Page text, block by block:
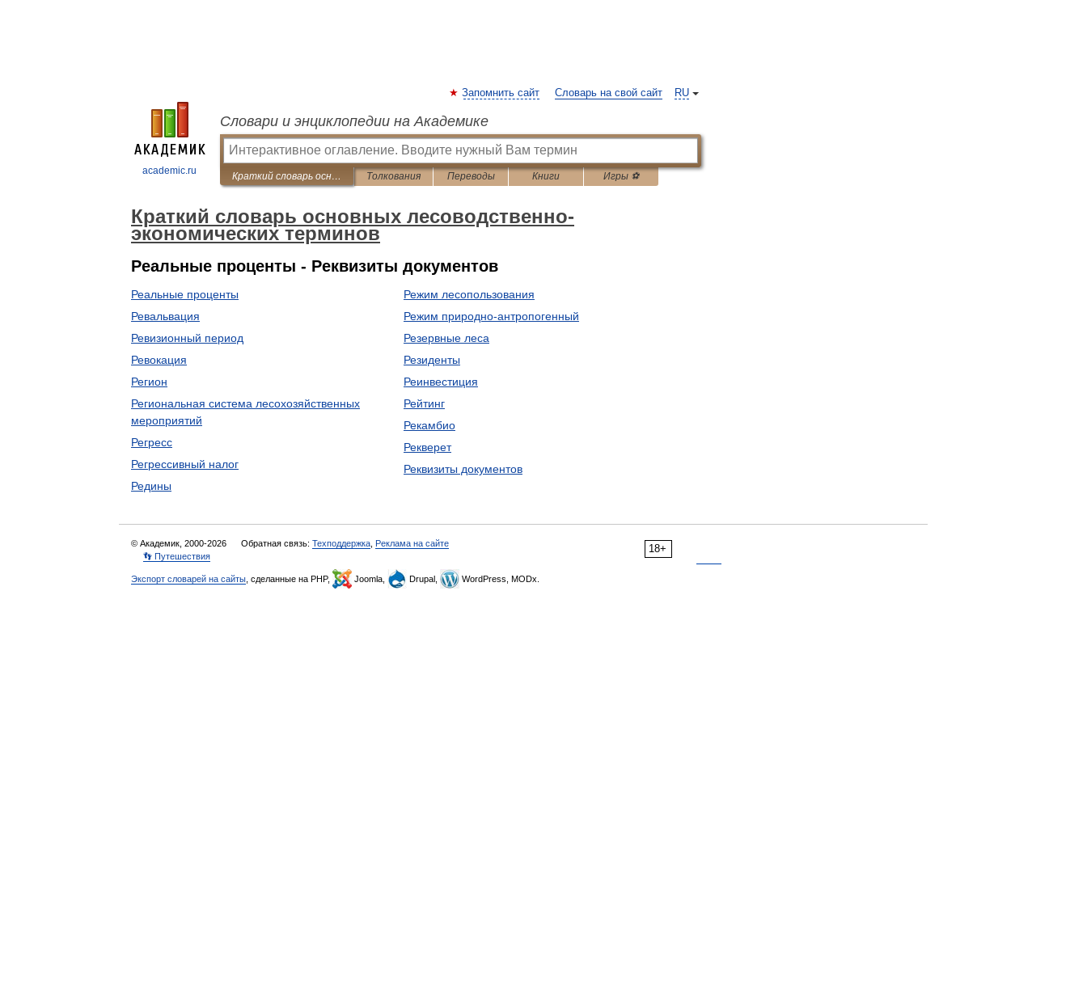
academic.ru
RU
Запомнить сайт Словарь на свой сайт
Словари и энциклопедии на Академике
Краткий словарь основных лесоводственно-экономических терминов Толкования Переводы Книги Игры ⚽
Краткий словарь основных лесоводственно-
экономических терминов
Реальные проценты - Реквизиты документов
Реальные проценты
Ревальвация
Ревизионный период
Ревокация
Регион
Региональная система лесохозяйственных
мероприятий
Регресс
Регрессивный налог
Редины
Режим лесопользования
Режим природно-антропогенный
Резервные леса
Резиденты
Реинвестиция
Рейтинг
Рекамбио
Рекверет
Реквизиты документов
18+
© Академик, 2000-2026 Обратная связь: Техподдержка Реклама на сайте
👣 Путешествия
Экспорт словарей на сайты , сделанные на PHP, Joomla, Drupal, WordPress, MODx.